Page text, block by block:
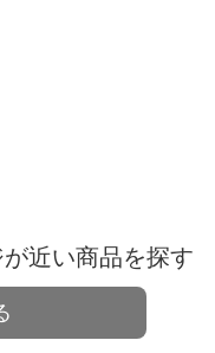
近い商品を探す